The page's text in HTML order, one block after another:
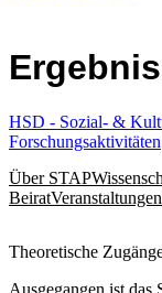
HSD - Sozial- &
Forschungsaktivitäten
Über STAP
Beirat
​​​​​​​​Theoretische
Ausgegangen ist das